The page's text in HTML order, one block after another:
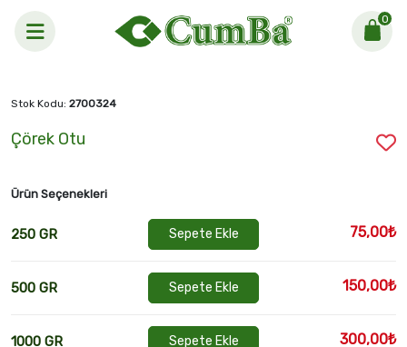
0
Çörek Otu
Stok Kodu: 2700324
Çörek Otu
Ürün Seçenekleri
250 GR Sepete Ekle 75,00₺
500 GR Sepete Ekle 150,00₺
1000 GR Sepete Ekle 300,00₺